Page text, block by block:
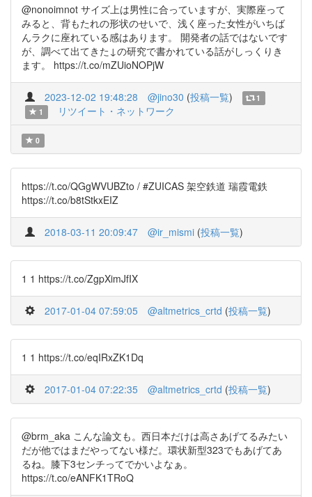
@nonoimnot サイズ上は男性に合っていますが、実際座って
みると、背もたれの形状のせいで、浅く座った女性がいちば
んラクに座れている感はあります。 開発者の話ではないです
が、調べて出てきた↓の研究で書かれている話がしっくりき
ます。 https://t.co/mZUioNOPjW
2023-12-02 19:48:28 @jino30 (投稿一覧)
1
1
リツイート・ネットワーク
0
https://t.co/QGgWVUBZto / #ZUICAS 架空鉄道 瑞霞電鉄
https://t.co/b8tStkxEIZ
2018-03-11 20:09:47 @ir_mismi (投稿一覧)
1 1 https://t.co/ZgpXimJfIX
2017-01-04 07:59:05 @altmetrics_crtd (投稿一覧)
1 1 https://t.co/eqIRxZK1Dq
2017-01-04 07:22:35 @altmetrics_crtd (投稿一覧)
@brm_aka こんな論文も。西日本だけは高さあげてるみたい
だが他ではまだやってない様だ。環状新型323でもあげてあ
るね。膝下3センチってでかいよなぁ。
https://t.co/eANFK1TRoQ